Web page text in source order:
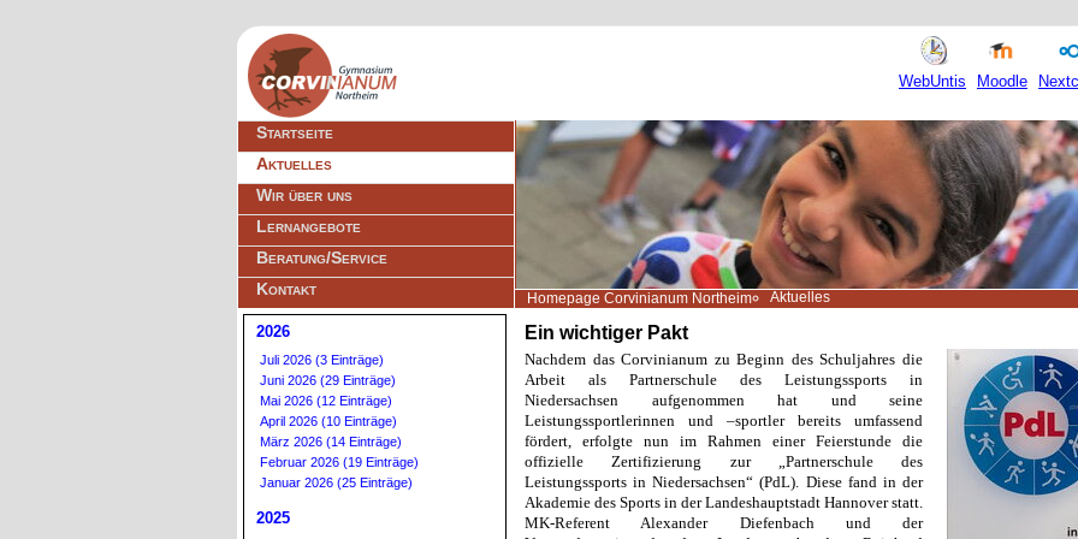
WebUntis Moodle
Navigation
überspringen
Startseite
Aktuelles
Wir über uns
Lernangebote
Beratung/Service
Kontakt
Homepage Corvinianum Northeim Aktuelles
Ein wichtiger Pakt
Nachdem das Corvinianum zu Beginn des Schuljahres die
Arbeit als Partnerschule des Leistungssports in
Niedersachsen aufgenommen hat und seine
Leistungssportlerinnen und –sportler bereits umfassend
fördert, erfolgte nun im Rahmen einer Feierstunde die
offizielle Zertifizierung zur „Partnerschule des
Leistungssports in Niedersachsen“ (PdL). Diese fand in der
Akademie des Sports in der Landeshauptstadt Hannover statt.
MK-Referent Alexander Diefenbach und der
2026
Juli 2026 (3 Einträge)
Juni 2026 (29 Einträge)
Mai 2026 (12 Einträge)
April 2026 (10 Einträge)
März 2026 (14 Einträge)
Februar 2026 (19 Einträge)
Januar 2026 (25 Einträge)
2025